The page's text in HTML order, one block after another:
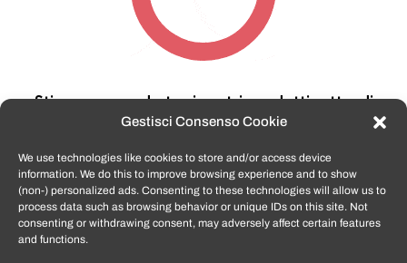
Gestisci Consenso Cookie
We use technologies like cookies to store and/or access device
information. We do this to improve browsing experience and to show
(non-) personalized ads. Consenting to these technologies will allow us to
process data such as browsing behavior or unique IDs on this site. Not
consenting or withdrawing consent, may adversely affect certain features
and functions.
Stiamo cercando tra i nostri prodotti, attendi
qualche secondo…
TomatoSmartphone.itè lo shop n.1 in italia per
smartphone ricondizionati garantiti e certificati
di tutte le marche,APPLE, SAMSUNG, HUAWEI,
ONEPLUS, XIAOMI e tanto altro